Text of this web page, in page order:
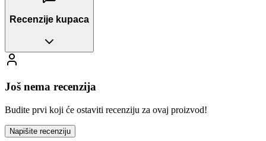
Recenzije kupaca
Još nema recenzija
Budite prvi koji će ostaviti recenziju za ovaj proizvod!
Napišite recenziju